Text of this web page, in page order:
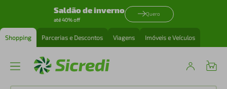
Saldão de inverno
até 40% off
Quero
Shopping Parcerias e Descontos Viagens Imóveis e Veículos